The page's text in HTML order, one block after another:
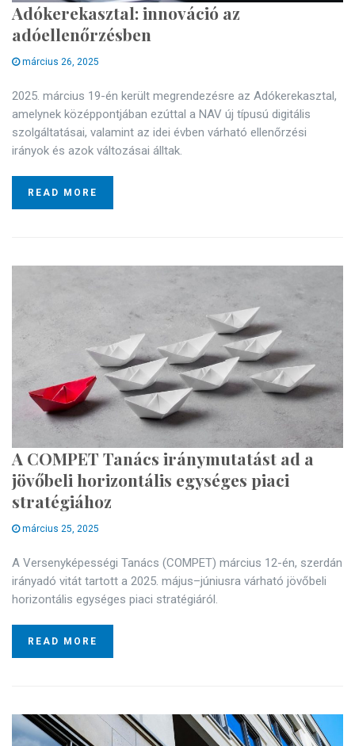
Adókerekasztal: innováció az
adóellenőrzésben
március 26, 2025
2025. március 19-én került megrendezésre az Adókerekasztal,
amelynek középpontjában ezúttal a NAV új típusú digitális
szolgáltatásai, valamint az idei évben várható ellenőrzési
irányok és azok változásai álltak.
READ MORE
A COMPET Tanács iránymutatást ad a
jövőbeli horizontális egységes piaci
stratégiához
március 25, 2025
A Versenyképességi Tanács (COMPET) március 12-én, szerdán
irányadó vitát tartott a 2025. május–júniusra várható jövőbeli
horizontális egységes piaci stratégiáról.
READ MORE